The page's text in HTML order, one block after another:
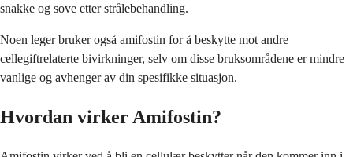
snakke og sove etter strålebehandling.
Noen leger bruker også amifostin for å beskytte mot andre
cellegiftrelaterte bivirkninger, selv om disse bruksområdene er mindre
vanlige og avhenger av din spesifikke situasjon.
Hvordan virker Amifostin?